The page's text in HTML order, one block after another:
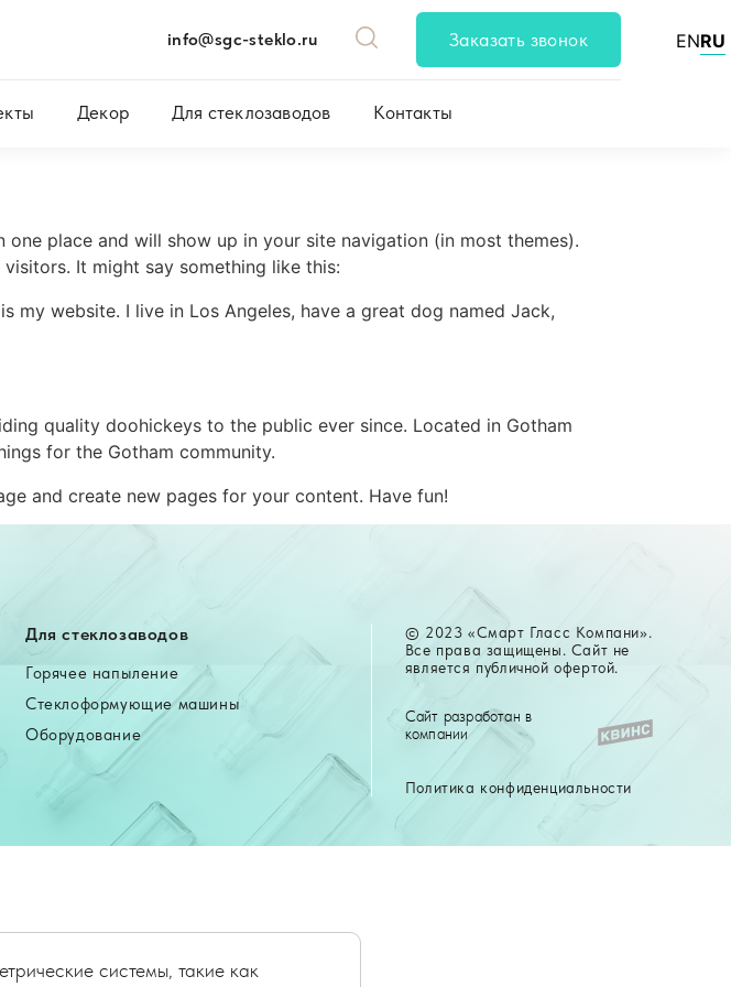
info@sgc-steklo.ru Заказать звонок
Декор Для стеклозаводов Контакты
place and will show up in your site navigation (in most themes).
It might say something like this:
my website. I live in Los Angeles, have a great dog named Jack,
quality doohickeys to the public ever since. Located in Gotham
for the Gotham community.
and create new pages for your content. Have fun!
Для стеклозаводов
Горячее напыление
Стеклоформующие машины
Оборудование
© 2023 «Смарт Гласс Компани».
Все права защищены. Сайт не
является публичной офертой.
Сайт разработан в
компании
Политика конфиденциальности
системы, такие как
ENRU